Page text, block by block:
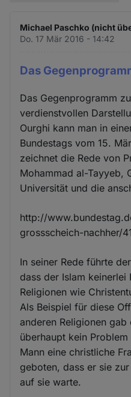
Michael Paschko (nicht
Do. 17 Mär 2016 - 14:42
Das
Das Gegenprogramm
verdienstvollen
Ourghi kann man in
Bundestags vom 15.
zeichnet die Rede von
Mohammad al-Tayyeb,
Universität und die
http://
grossscheich-nachher/
In seiner Rede führte
dass der Islam keinerlei
Religionen wie
Als Beispiel für diese
anderen Religionen gab
überhaupt kein
Mann eine christliche
geboten, dass er sie
auf sie warte.